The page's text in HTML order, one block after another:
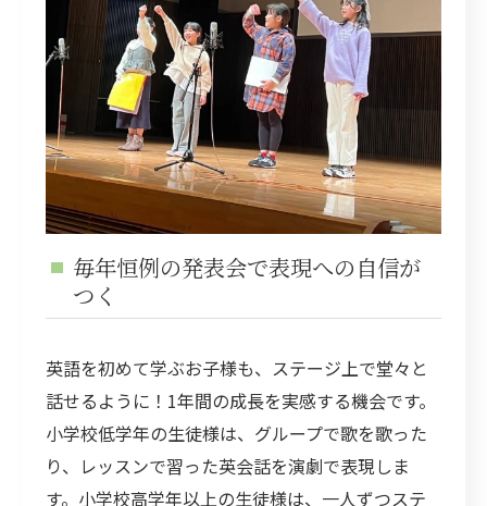
毎年恒例の発表会で表現への自信が
つく
英語を初めて学ぶお子様も、ステージ上で堂々と
話せるように！1年間の成長を実感する機会です。
小学校低学年の生徒様は、グループで歌を歌った
り、レッスンで習った英会話を演劇で表現しま
す。小学校高学年以上の生徒様は、一人ずつステ